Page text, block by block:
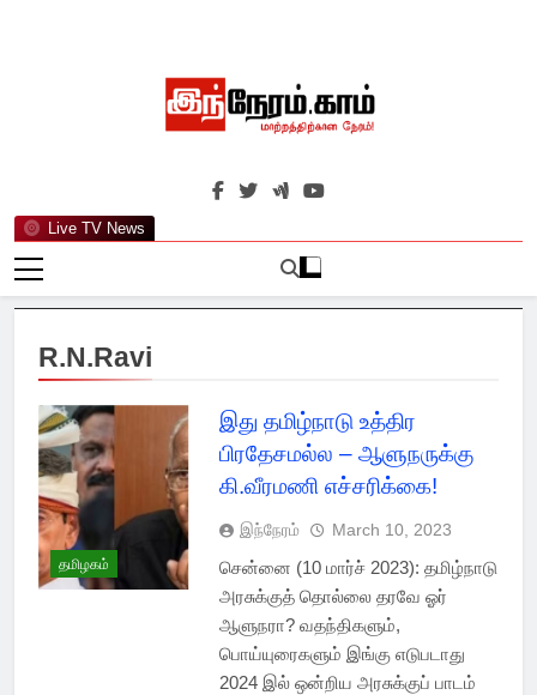
Live TV News
இந்நேரம்.காம்
செய்திகளுக்கு அப்பால்…
R.N.Ravi
தமிழகம்
இது தமிழ்நாடு உத்திர
பிரதேசமல்ல – ஆளுநருக்கு
கி.வீரமணி எச்சரிக்கை!
இந்நேரம் March 10, 2023
சென்னை (10 மார்ச் 2023): தமிழ்நாடு
அரசுக்குத் தொல்லை தரவே ஓர்
ஆளுநரா? வதந்திகளும்,
பொய்யுரைகளும் இங்கு எடுபடாது
2024 இல் ஒன்றிய அரசுக்குப் பாடம்